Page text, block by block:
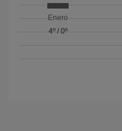
Enero
4º/ 0º